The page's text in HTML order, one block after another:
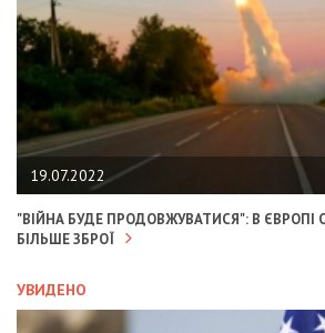
19.07.2022
"ВІЙНА БУДЕ ПРОДОВЖУВАТИСЯ": В ЄВРОПІ
БІЛЬШЕ ЗБРОЇ
УВИДЕНО